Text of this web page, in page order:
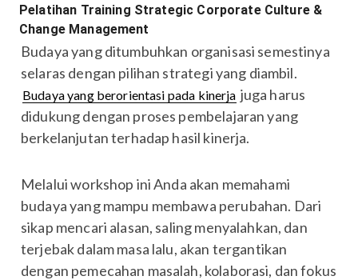
Pelatihan Training Strategic Corporate Culture &
Change Management
Budaya yang ditumbuhkan organisasi semestinya
selaras dengan pilihan strategi yang diambil.
Budaya yang berorientasi pada kinerja juga harus
didukung dengan proses pembelajaran yang
berkelanjutan terhadap hasil kinerja.
Melalui workshop ini Anda akan memahami
budaya yang mampu membawa perubahan. Dari
sikap mencari alasan, saling menyalahkan, dan
terjebak dalam masa lalu, akan tergantikan
dengan pemecahan masalah, kolaborasi, dan fokus